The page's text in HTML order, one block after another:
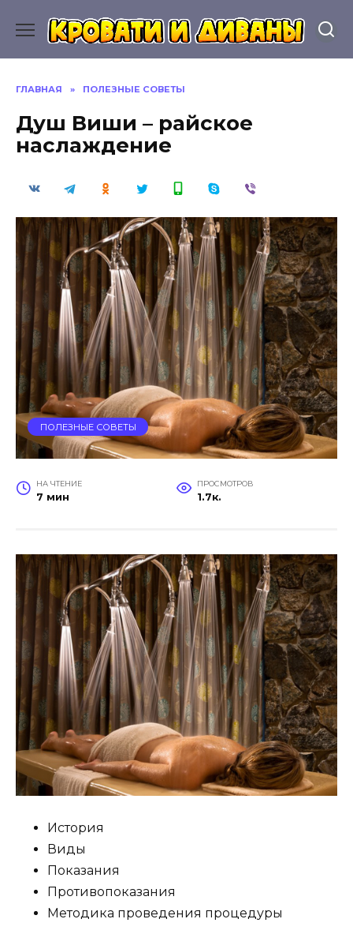
содержанию
ГЛАВНАЯ » ПОЛЕЗНЫЕ СОВЕТЫ
Душ Виши – райское
наслаждение
ПОЛЕЗНЫЕ СОВЕТЫ
НА ЧТЕНИЕ
7 мин
ПРОСМОТРОВ
1.7к.
История
Виды
Показания
Противопоказания
Методика проведения процедуры